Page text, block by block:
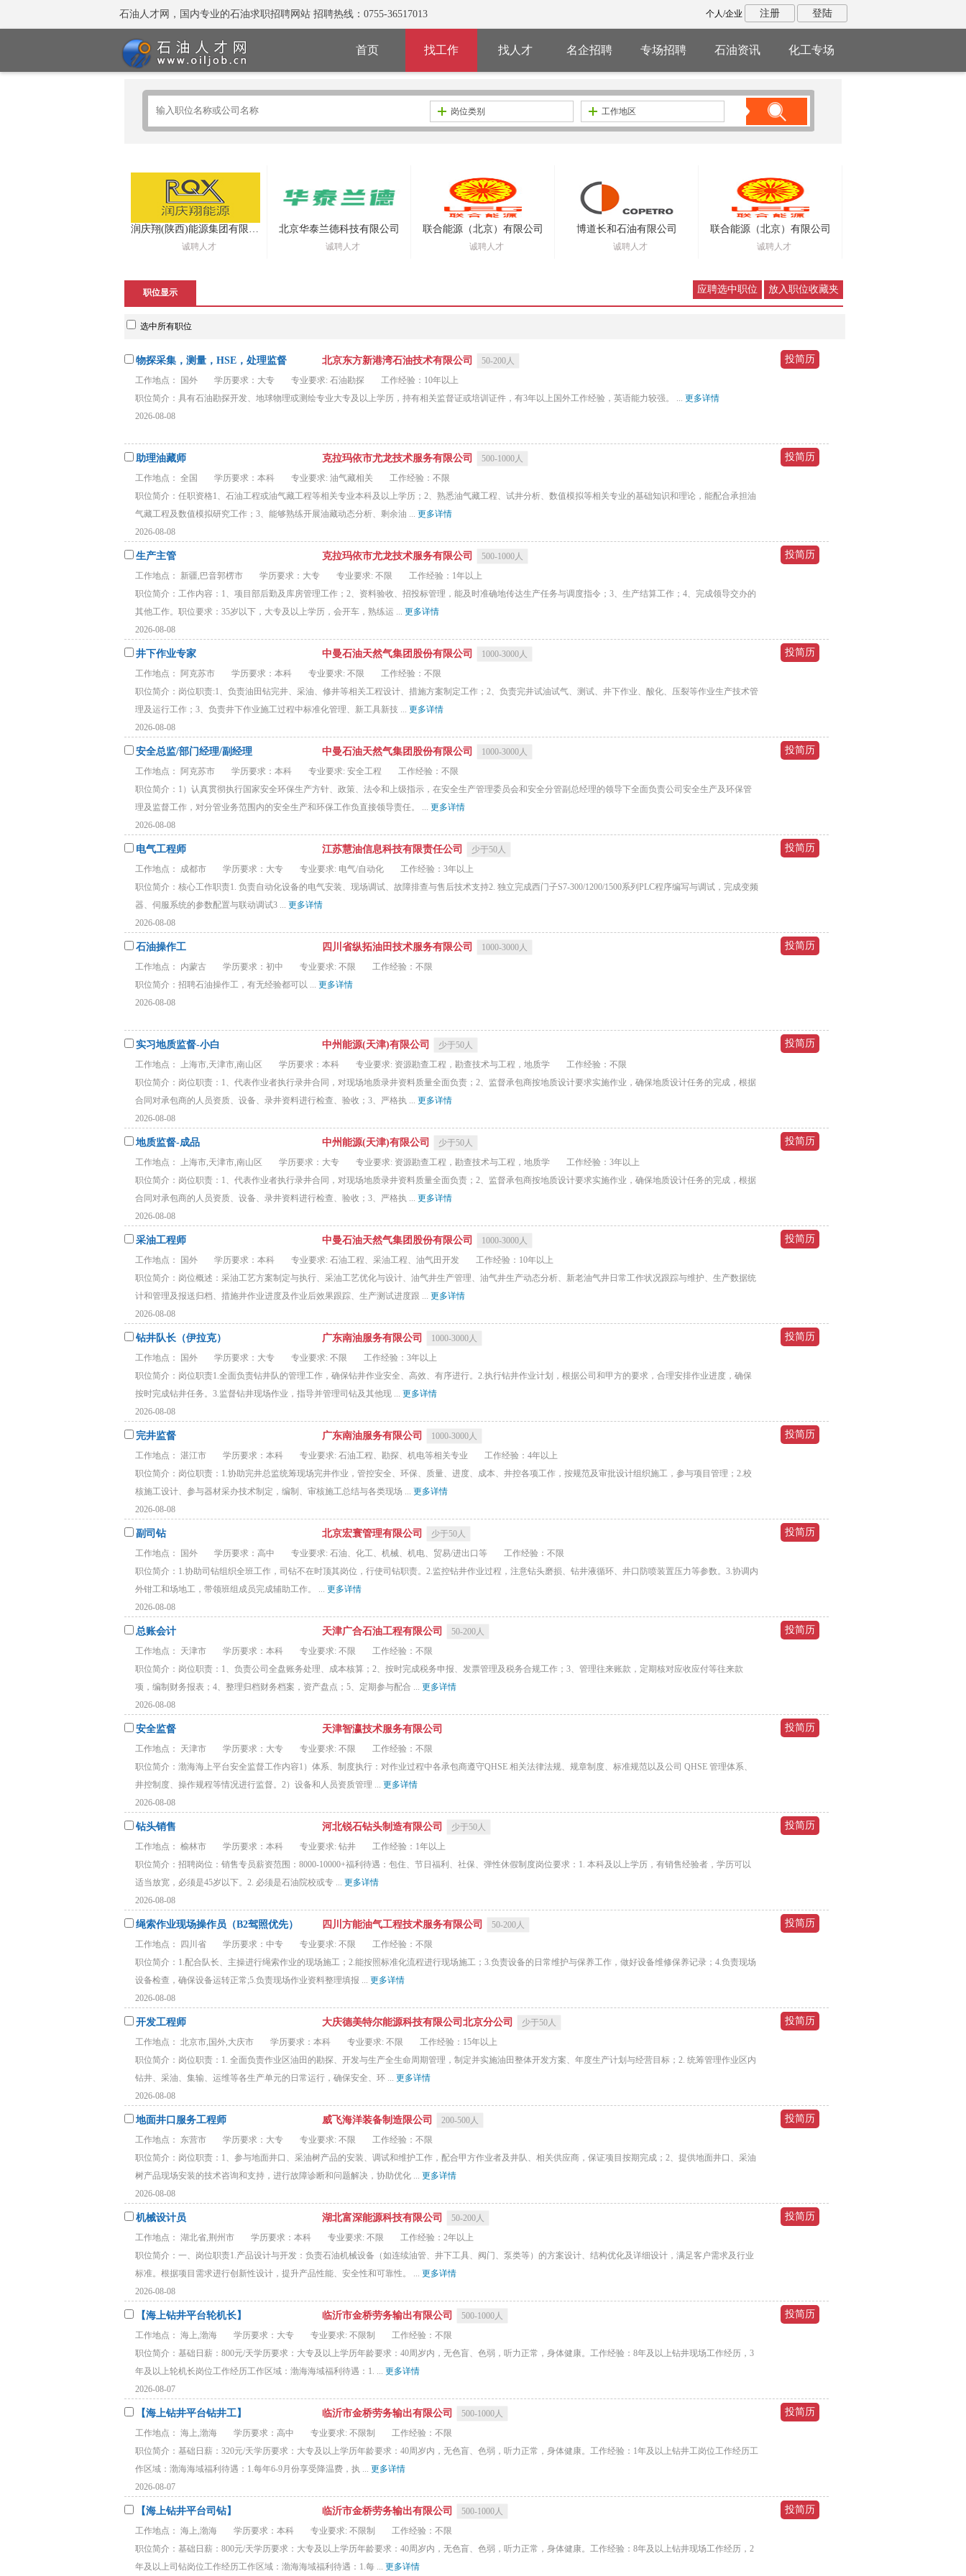
石油人才网，国内专业的石油求职招聘网站 招聘热线：0755-36517013 个人/企业 注册 登陆
首页 找工作 找人才 名企招聘 专场招聘 石油资讯 化工专场
岗位类别 工作地区
润庆翔(陕西)能源集团有限公司
诚聘人才
北京华泰兰德科技有限公司
诚聘人才
联合能源（北京）有限公司
诚聘人才
博道长和石油有限公司
诚聘人才
联合能源（北京）有限公司
诚聘人才
职位显示
选中所有职位
物探采集，测量，HSE，处理监督 北京东方新港湾石油技术有限公司
50-200人
工作地点： 国外
学历要求：大专 专业要求: 石油勘探
工作经验：10年以上
职位简介：具有石油勘探开发、地球物理或测绘专业大专及以上学历，持有相关监督证或培训证件，有3年以上国外工作经验，英语能力较强。 ... 更多详情
2026-08-08
助理油藏师 克拉玛依市尤龙技术服务有限公司
500-1000人
工作地点： 全国
学历要求：本科 专业要求: 油气藏相关
工作经验：不限
职位简介：任职资格1、石油工程或油气藏工程等相关专业本科及以上学历；2、熟悉油气藏工程、试井分析、数值模拟等相关专业的基础知识和理论，能配合承担油
气藏工程及数值模拟研究工作；3、能够熟练开展油藏动态分析、剩余油 ... 更多详情
2026-08-08
生产主管 克拉玛依市尤龙技术服务有限公司
500-1000人
工作地点： 新疆,巴音郭楞市
学历要求：大专 专业要求: 不限
工作经验：1年以上
职位简介：工作内容：1、项目部后勤及库房管理工作；2、资料验收、招投标管理，能及时准确地传达生产任务与调度指令；3、生产结算工作；4、完成领导交办的
其他工作。职位要求：35岁以下，大专及以上学历，会开车，熟练运 ... 更多详情
2026-08-08
井下作业专家 中曼石油天然气集团股份有限公司
1000-3000人
工作地点： 阿克苏市
学历要求：本科 专业要求: 不限
工作经验：不限
职位简介：岗位职责:1、负责油田钻完井、采油、修井等相关工程设计、措施方案制定工作；2、负责完井试油试气、测试、井下作业、酸化、压裂等作业生产技术管
理及运行工作；3、负责井下作业施工过程中标准化管理、新工具新技 ... 更多详情
2026-08-08
安全总监/部门经理/副经理 中曼石油天然气集团股份有限公司
1000-3000人
工作地点： 阿克苏市
学历要求：本科 专业要求: 安全工程
工作经验：不限
职位简介：1）认真贯彻执行国家安全环保生产方针、政策、法令和上级指示，在安全生产管理委员会和安全分管副总经理的领导下全面负责公司安全生产及环保管
理及监督工作，对分管业务范围内的安全生产和环保工作负直接领导责任。 ... 更多详情
2026-08-08
电气工程师 江苏慧油信息科技有限责任公司
少于50人
工作地点： 成都市
学历要求：大专 专业要求: 电气/自动化
工作经验：3年以上
职位简介：核心工作职责1. 负责自动化设备的电气安装、现场调试、故障排查与售后技术支持​2. 独立完成西门子S7-300/1200/1500系列PLC程序编写与调试，完成变频
器、伺服系统的参数配置与联动调试​3 ... 更多详情
2026-08-08
石油操作工 四川省纵拓油田技术服务有限公司
1000-3000人
工作地点： 内蒙古
学历要求：初中 专业要求: 不限
工作经验：不限
职位简介：招聘石油操作工，有无经验都可以 ... 更多详情
2026-08-08
实习地质监督-小白 中州能源(天津)有限公司
少于50人
工作地点： 上海市,天津市,南山区
学历要求：本科 专业要求: 资源勘查工程，勘查技术与工程，地质学
工作经验：不限
职位简介：岗位职责：1、代表作业者执行录井合同，对现场地质录井资料质量全面负责；2、监督承包商按地质设计要求实施作业，确保地质设计任务的完成，根据
合同对承包商的人员资质、设备、录井资料进行检查、验收；3、严格执 ... 更多详情
2026-08-08
地质监督-成品 中州能源(天津)有限公司
少于50人
工作地点： 上海市,天津市,南山区
学历要求：大专 专业要求: 资源勘查工程，勘查技术与工程，地质学
工作经验：3年以上
职位简介：岗位职责：1、代表作业者执行录井合同，对现场地质录井资料质量全面负责；2、监督承包商按地质设计要求实施作业，确保地质设计任务的完成，根据
合同对承包商的人员资质、设备、录井资料进行检查、验收；3、严格执 ... 更多详情
2026-08-08
采油工程师 中曼石油天然气集团股份有限公司
1000-3000人
工作地点： 国外
学历要求：本科 专业要求: 石油工程、采油工程、油气田开发
工作经验：10年以上
职位简介：岗位概述：采油工艺方案制定与执行、采油工艺优化与设计、油气井生产管理、油气井生产动态分析、新老油气井日常工作状况跟踪与维护、生产数据统
计和管理及报送归档、措施井作业进度及作业后效果跟踪、生产测试进度跟 ... 更多详情
2026-08-08
钻井队长（伊拉克） 广东南油服务有限公司
1000-3000人
工作地点： 国外
学历要求：大专 专业要求: 不限
工作经验：3年以上
职位简介：岗位职责1.全面负责钻井队的管理工作，确保钻井作业安全、高效、有序进行。2.执行钻井作业计划，根据公司和甲方的要求，合理安排作业进度，确保
按时完成钻井任务。3.监督钻井现场作业，指导并管理司钻及其他现 ... 更多详情
2026-08-08
完井监督 广东南油服务有限公司
1000-3000人
工作地点： 湛江市
学历要求：本科 专业要求: 石油工程、勘探、机电等相关专业
工作经验：4年以上
职位简介：岗位职责：1.协助完井总监统筹现场完井作业，管控安全、环保、质量、进度、成本、井控各项工作，按规范及审批设计组织施工，参与项目管理；2.校
核施工设计、参与器材采办技术制定，编制、审核施工总结与各类现场 ... 更多详情
2026-08-08
副司钻 北京宏寰管理有限公司
少于50人
工作地点： 国外
学历要求：高中 专业要求: 石油、化工、机械、机电、贸易/进出口等
工作经验：不限
职位简介：1.协助司钻组织全班工作‌，司钻不在时顶其岗位，行使司钻职责。‌2.监控钻井作业过程‌，注意钻头磨损、钻井液循环、井口防喷装置压力等参数。‌3.协调内
外钳工和场地工‌，带领班组成员完成辅助工作。‌‌‌ ... 更多详情
2026-08-08
总账会计 天津广合石油工程有限公司
50-200人
工作地点： 天津市
学历要求：本科 专业要求: 不限
工作经验：不限
职位简介：岗位职责：1、负责公司全盘账务处理、成本核算；2、按时完成税务申报、发票管理及税务合规工作；3、管理往来账款，定期核对应收应付等往来款
项，编制财务报表；4、整理归档财务档案，资产盘点；5、定期参与配合 ... 更多详情
2026-08-08
安全监督 天津智瀛技术服务有限公司
工作地点： 天津市 学历要求：大专 专业要求: 不限
工作经验：不限
职位简介：渤海海上平台安全监督工作内容1）体系、制度执行：对作业过程中各承包商遵守QHSE 相关法律法规、规章制度、标准规范以及公司 QHSE 管理体系、
井控制度、操作规程等情况进行监督。2）设备和人员资质管理 ... 更多详情
2026-08-08
钻头销售 河北锐石钻头制造有限公司
少于50人
工作地点： 榆林市
学历要求：本科 专业要求: 钻井
工作经验：1年以上
职位简介：招聘岗位：销售专员薪资范围：8000-10000+福利待遇：包住、节日福利、社保、弹性休假制度岗位要求：1. 本科及以上学历，有销售经验者，学历可以
适当放宽，必须是45岁以下。2. 必须是石油院校或专 ... 更多详情
2026-08-08
绳索作业现场操作员（B2驾照优先） 四川方能油气工程技术服务有限公司
50-200人
工作地点： 四川省
学历要求：中专 专业要求: 不限
工作经验：不限
职位简介：1.配合队长、主操进行绳索作业的现场施工；2.能按照标准化流程进行现场施工；3.负责设备的日常维护与保养工作，做好设备维修保养记录；4.负责现场
设备检查，确保设备运转正常;5.负责现场作业资料整理填报 ... 更多详情
2026-08-08
开发工程师 大庆德美特尔能源科技有限公司北京分公司
少于50人
工作地点： 北京市,国外,大庆市
学历要求：本科 专业要求: 不限
工作经验：15年以上
职位简介：岗位职责：1. 全面负责作业区油田的勘探、开发与生产全生命周期管理，制定并实施油田整体开发方案、年度生产计划与经营目标；2. 统筹管理作业区内
钻井、采油、集输、运维等各生产单元的日常运行，确保安全、环 ... 更多详情
2026-08-08
地面井口服务工程师 威飞海洋装备制造限公司
200-500人
工作地点： 东营市
学历要求：大专 专业要求: 不限
工作经验：不限
职位简介：岗位职责：1、参与地面井口、采油树产品的安装、调试和维护工作，配合甲方作业者及井队、相关供应商，保证项目按期完成；2、提供地面井口、采油
树产品现场安装的技术咨询和支持，进行故障诊断和问题解决，协助优化 ... 更多详情
2026-08-08
机械设计员 湖北富深能源科技有限公司
50-200人
工作地点： 湖北省,荆州市
学历要求：本科 专业要求: 不限
工作经验：2年以上
职位简介：一、岗位职责1.产品设计与开发：负责石油机械设备（如连续油管、井下工具、阀门、泵类等）的方案设计、结构优化及详细设计，满足客户需求及行业
标准。根据项目需求进行创新性设计，提升产品性能、安全性和可靠性。 ... 更多详情
2026-08-08
【海上钻井平台轮机长】 临沂市金桥劳务输出有限公司
500-1000人
工作地点： 海上,渤海
学历要求：大专 专业要求: 不限制
工作经验：不限
职位简介：基础日薪：800元/天学历要求：大专及以上学历年龄要求：40周岁内，无色盲、色弱，听力正常，身体健康。工作经验：8年及以上钻井现场工作经历，3
年及以上轮机长岗位工作经历工作区域：渤海海域福利待遇：1. ... 更多详情
2026-08-07
【海上钻井平台钻井工】 临沂市金桥劳务输出有限公司
500-1000人
工作地点： 海上,渤海
学历要求：高中 专业要求: 不限制
工作经验：不限
职位简介：基础日薪：320元/天学历要求：大专及以上学历年龄要求：40周岁内，无色盲、色弱，听力正常，身体健康。工作经验：1年及以上钻井工岗位工作经历工
作区域：渤海海域福利待遇：1.每年6-9月份享受降温费，执 ... 更多详情
2026-08-07
【海上钻井平台司钻】 临沂市金桥劳务输出有限公司
500-1000人
工作地点： 海上,渤海
学历要求：本科 专业要求: 不限制
工作经验：不限
职位简介：基础日薪：800元/天学历要求：大专及以上学历年龄要求：40周岁内，无色盲、色弱，听力正常，身体健康。工作经验：8年及以上钻井现场工作经历，2
年及以上司钻岗位工作经历工作区域：渤海海域福利待遇：1.每 ... 更多详情